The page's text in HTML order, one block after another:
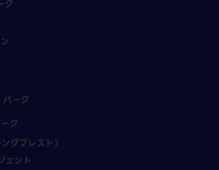
ク
ーク
ク
グブレスト）
ェント